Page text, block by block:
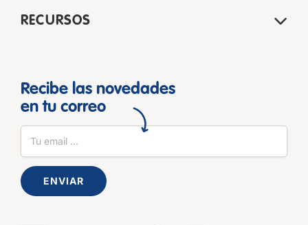
RECURSOS
Recibe las novedades
en tu correo
ENVIAR